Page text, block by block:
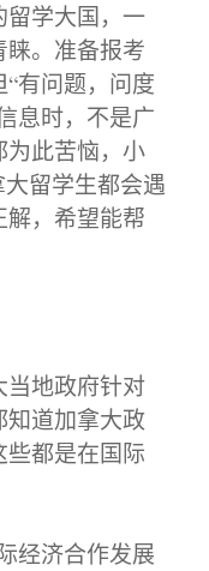
留学大国，一
。准备报考
有问题，问度
息时，不是广
为此苦恼，小
留学生都会遇
，希望能帮
当地政府针对
知道加拿大政
都是在国际
经济合作发展